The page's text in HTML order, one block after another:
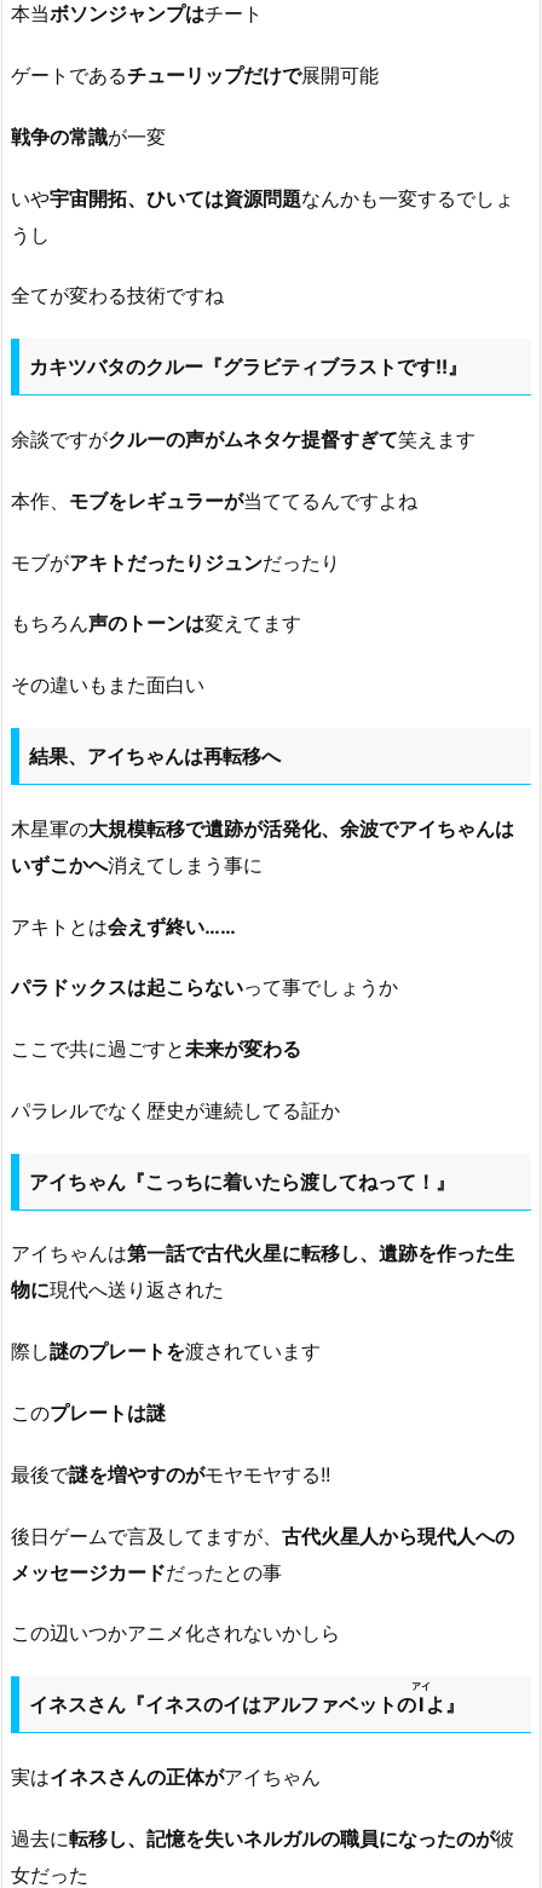
本当ボソンジャンプはチート
ゲートであるチューリップだけで展開可能
戦争の常識が一変
いや宇宙開拓、ひいては資源問題なんかも一変するでしょ
うし
全てが変わる技術ですね
カキツバタのクルー『グラビティブラストです!!』
余談ですがクルーの声がムネタケ提督すぎて笑えます
本作、 モブをレギュラーが当ててるんですよね
モブがアキトだったりジュンだったり
もちろん声のトーンは変えてます
その違いもまた面白い
結果、アイちゃんは再転移へ
木星軍の大規模転移で遺跡が活発化、余波でアイちゃんは
いずこかへ消えてしまう事に
アキトとは会えず終い……
パラドックスは起こらないって事でしょうか
ここで共に過ごすと未来が変わる
パラレルでなく歴史が連続してる証か
アイちゃん『こっちに着いたら渡してねって！』
アイちゃんは第一話で古代火星に転移し、遺跡を作った生
物に現代へ送り返された
際し謎のプレートを渡されています
このプレートは謎
最後で謎を増やすのがモヤモヤする!!
後日ゲームで言及してますが、 古代火星人から現代人への
メッセージカードだったとの事
この辺いつかアニメ化されないかしら
イネスさん『イネスのイはアルファベットのI
アイ
よ』
実はイネスさんの正体がアイちゃん
過去に転移し、記憶を失いネルガルの職員になったのが彼
女だった